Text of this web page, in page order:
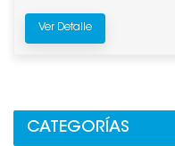
varias paletas de una
sola capa o pilas de
abajo.
Ver Detalle
CATEGORÍAS